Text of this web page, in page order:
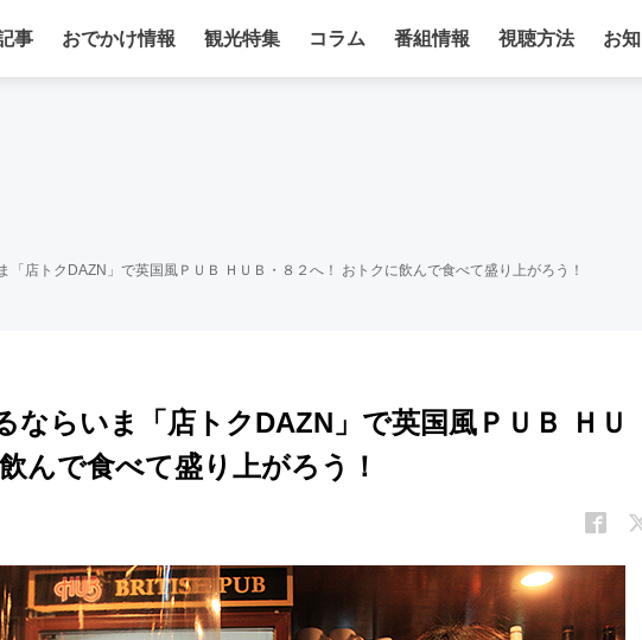
事 おでかけ情報 観光特集 コラム 番組情報 視聴方法 お
「店トクDAZN」で英国風ＰＵＢ ＨＵＢ・８２へ！ おトクに飲んで食べて盛り上がろう！
ならいま「店トクDAZN」で英国風ＰＵＢ ＨＵ
んで食べて盛り上がろう！